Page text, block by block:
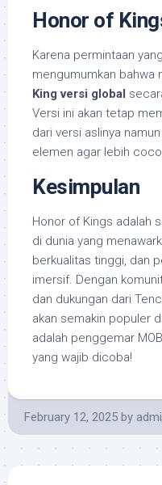
Honor of
Karena permintaan
mengumumkan bahwa
King versi global
Versi ini akan tetap
dari versi aslinya
elemen agar lebih
Kesimpulan
Honor of Kings adalah
di dunia yang
berkualitas tinggi, dan
imersif. Dengan
dan dukungan dari
akan semakin populer
adalah penggemar
yang wajib dicoba!
February 12, 2025 by